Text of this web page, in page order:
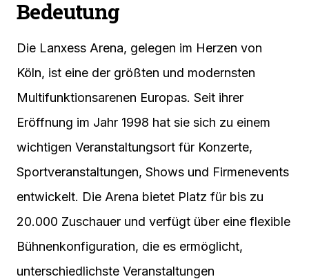
Bedeutung
Die Lanxess Arena, gelegen im Herzen von
Köln, ist eine der größten und modernsten
Multifunktionsarenen Europas. Seit ihrer
Eröffnung im Jahr 1998 hat sie sich zu einem
wichtigen Veranstaltungsort für Konzerte,
Sportveranstaltungen, Shows und Firmenevents
entwickelt. Die Arena bietet Platz für bis zu
20.000 Zuschauer und verfügt über eine flexible
Bühnenkonfiguration, die es ermöglicht,
unterschiedlichste Veranstaltungen